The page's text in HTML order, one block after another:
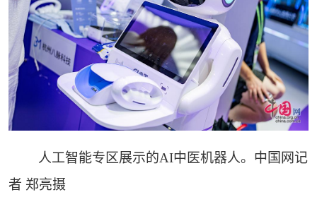
人工智能专区展示的AI中医机器人。中国网记
者 郑亮摄